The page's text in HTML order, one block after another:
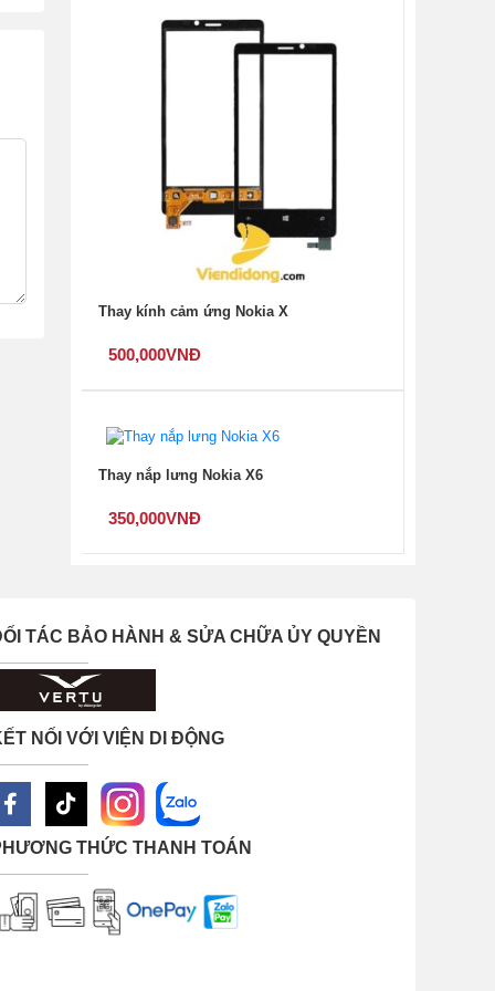
Thay kính cảm ứng Nokia X
500,000VNĐ
Thay nắp lưng Nokia X6
350,000VNĐ
TÁC BẢO HÀNH & SỬA CHỮA ỦY QUYỀN
NỐI VỚI VIỆN DI ĐỘNG
THỨC THANH TOÁN